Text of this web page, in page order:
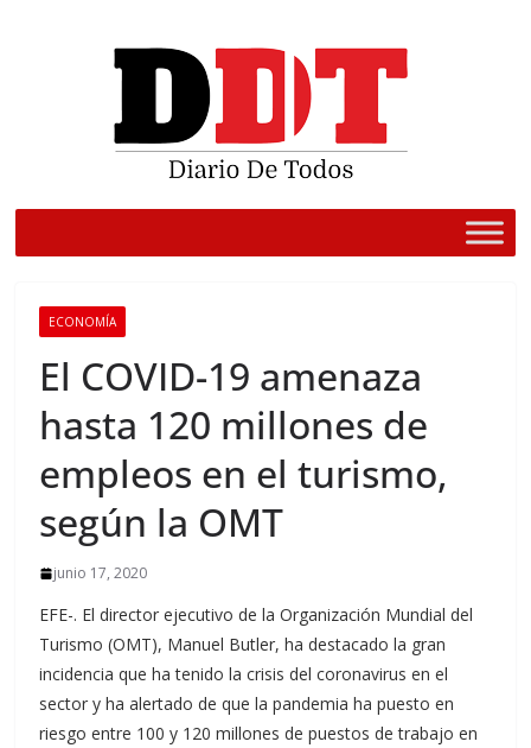
ECONOMÍA
El COVID-19 amenaza
hasta 120 millones de
empleos en el turismo,
según la OMT
junio 17, 2020
EFE-. El director ejecutivo de la Organización Mundial del
Turismo (OMT), Manuel Butler, ha destacado la gran
incidencia que ha tenido la crisis del coronavirus en el
sector y ha alertado de que la pandemia ha puesto en
riesgo entre 100 y 120 millones de puestos de trabajo en